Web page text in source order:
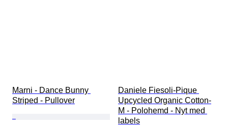
Marni - Dance Bunny
Striped - Pullover
Daniele Fiesoli-Pique
Upcycled Organic Cotton-
M - Polohemd - Nyt med
labels